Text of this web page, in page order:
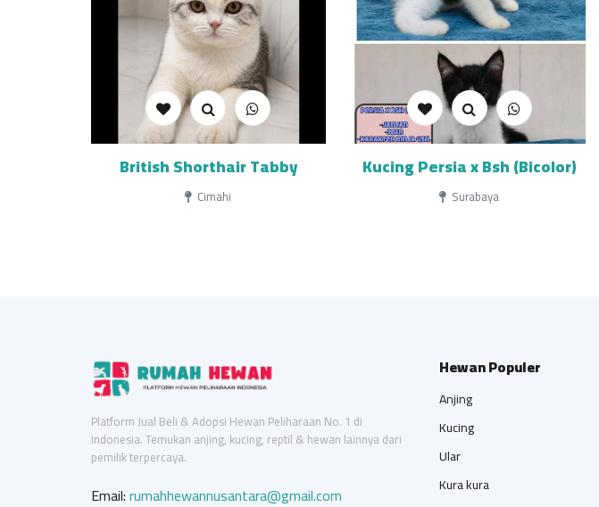
British Shorthair Tabby
Cimahi
Kucing Persia x Bsh (Bicolor)
Surabaya
Platform Jual Beli & Adopsi Hewan Peliharaan No. 1 di
Indonesia. Temukan anjing, kucing, reptil & hewan lainnya dari
pemilik terpercaya.
Email:rumahhewannusantara@gmail.com
Hewan Populer
Anjing
Kucing
Ular
Kura kura